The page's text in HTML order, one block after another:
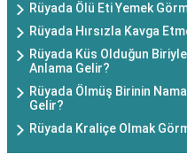
Rüyada Ölü Eti Yemek
Rüyada Hırsızla Kavga
Rüyada Küs Olduğun
Anlama Gelir?
Rüyada Ölmüş Birinin
Gelir?
Rüyada Kraliçe Olmak